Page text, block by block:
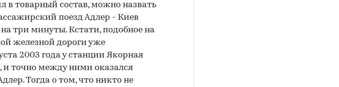
в товарный состав, можно назвать
поезд Адлер - Киев
три минуты. Кстати, подобное на
железной дороги уже
2003 года у станции Якорная
и точно между ними оказался
Тогда о том, что никто не